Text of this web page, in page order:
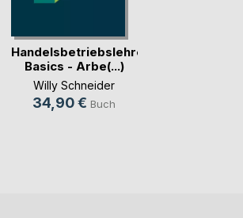
Handelsbetriebslehre
Basics - Arbe(...)
Willy Schneider
34,90 € Buch